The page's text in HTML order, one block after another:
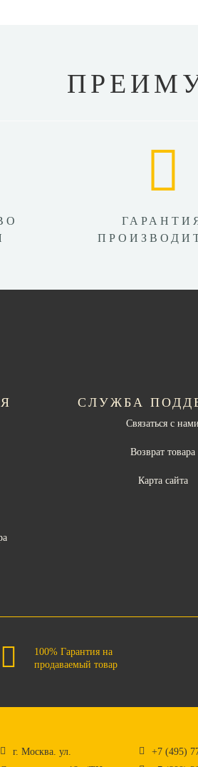
СЛУЖБА
Связаться с нами
Возврат товара
Карта сайта
100% Гарантия на
продаваемый товар
г. Москва. ул.
+7 (495)